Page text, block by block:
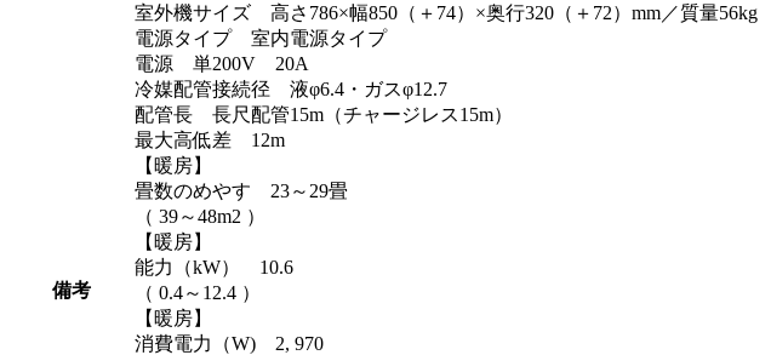
備考
室外機サイズ 高さ786×幅850（＋74）×奥行320（＋72）mm／質量56kg
電源タイプ 室内電源タイプ
電源 単200V 20A
冷媒配管接続径 液φ6.4・ガスφ12.7
配管長 長尺配管15m（チャージレス15m）
最大高低差 12m
【暖房】
畳数のめやす 23～29畳
（ 39～48m2 ）
【暖房】
能力（kW） 10.6
（ 0.4～12.4 ）
【暖房】
消費電力（W) 2, 970